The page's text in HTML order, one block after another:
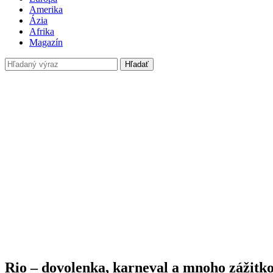
Amerika
Ázia
Afrika
Magazín
Hľadať
Rio – dovolenka, karneval a mnoho